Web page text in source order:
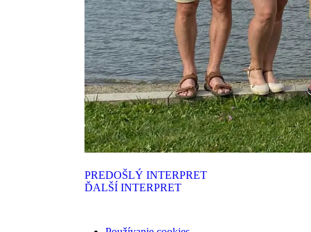
PREDOŠLÝ INTERPRET
ĎALŠÍ INTERPRET